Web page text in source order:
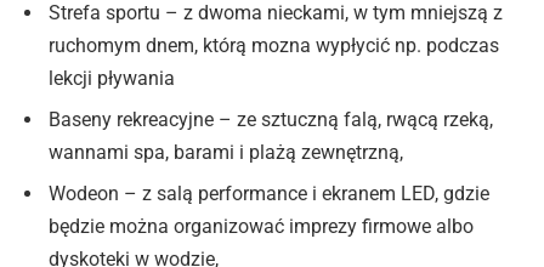
Strefa sportu – z dwoma nieckami, w tym mniejszą z
ruchomym dnem, którą mozna wypłycić np. podczas
lekcji pływania
Baseny rekreacyjne – ze sztuczną falą, rwącą rzeką,
wannami spa, barami i plażą zewnętrzną,
Wodeon – z salą performance i ekranem LED, gdzie
będzie można organizować imprezy firmowe albo
dyskoteki w wodzie,